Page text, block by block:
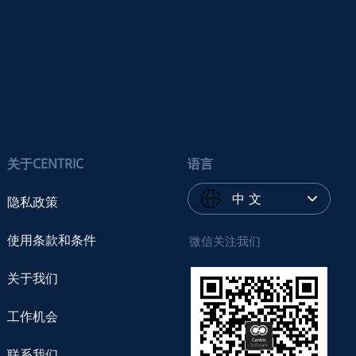
关于CENTRIC
隐私政策
使用条款和条件
关于我们
工作机会
语言
中 文
微信关注我们